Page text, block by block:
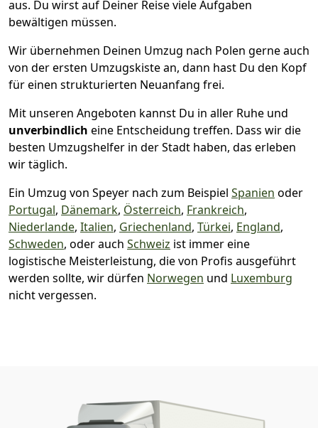
aus. Du wirst auf Deiner Reise viele Aufgaben
bewältigen müssen.
Wir übernehmen Deinen Umzug nach Polen gerne auch
von der ersten Umzugskiste an, dann hast Du den Kopf
für einen strukturierten Neuanfang frei.
Mit unseren Angeboten kannst Du in aller Ruhe und
unverbindlich eine Entscheidung treffen. Dass wir die
besten Umzugshelfer in der Stadt haben, das erleben
wir täglich.
Ein Umzug von Speyer nach zum Beispiel Spanien oder
Portugal, Dänemark, Österreich, Frankreich,
Niederlande, Italien, Griechenland, Türkei, England,
Schweden, oder auch Schweiz ist immer eine
logistische Meisterleistung, die von Profis ausgeführt
werden sollte, wir dürfen Norwegen und Luxemburg
nicht vergessen.